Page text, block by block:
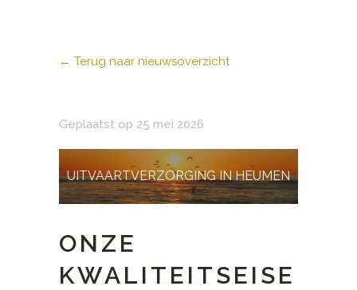
← Terug naar nieuwsoverzicht
Geplaatst op 25 mei 2026
UITVAARTVERZORGING IN HEUMEN
ONZE
KWALITEITSEISE